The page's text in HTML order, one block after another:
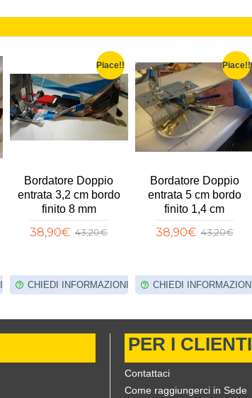
Piace!!
Bordatore Doppio
entrata 3,2 cm bordo
finito 8 mm
38,90€ 43,20€
CHIEDI INFORMAZIONI
Piace!!
Bordatore Doppio
entrata 5 cm bordo
finito 1,4 cm
38,90€ 43,20€
CHIEDI INFORMAZIONI
PER I CLIENTI
Contattaci
Come raggiungerci in Sede